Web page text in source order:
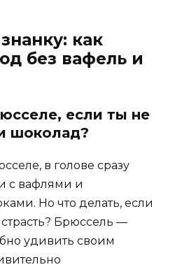
как
без вафель и
если ты не
шоколад?
в голове сразу
с вафлями и
Но что делать, если
Брюссель —
удивить своим